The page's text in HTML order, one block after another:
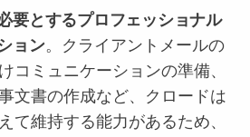
要とするプロフェッショナル
ョン。クライアントメールの
コミュニケーションの準備、
文書の作成など、クロードは
て維持する能力があるため、